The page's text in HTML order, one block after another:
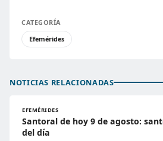
CATEGORÍA
Efemérides
NOTICIAS RELACIONADAS
EFEMÉRIDES
Santoral de hoy 9 de agosto:
del día